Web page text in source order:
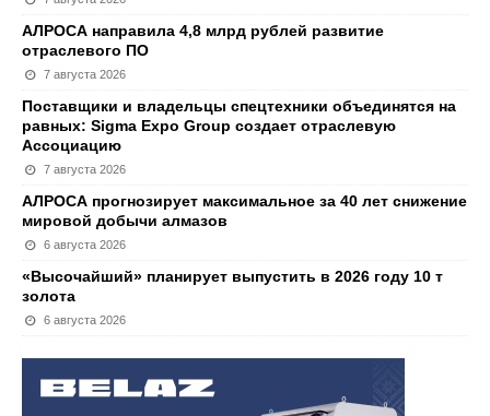
АЛРОСА направила 4,8 млрд рублей развитие
отраслевого ПО
7 августа 2026
Поставщики и владельцы спецтехники объединятся на
равных: Sigma Expo Group создает отраслевую
Ассоциацию
7 августа 2026
АЛРОСА прогнозирует максимальное за 40 лет снижение
мировой добычи алмазов
6 августа 2026
«Высочайший» планирует выпустить в 2026 году 10 т
золота
6 августа 2026